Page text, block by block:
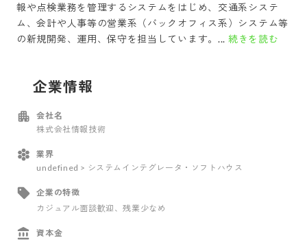
報や点検業務を管理するシステムをはじめ、交通系システ
ム、会計や人事等の営業系（バックオフィス系）システム等
の新規開発、運用、保守を担当しています。... 続きを読む
企業情報
会社名
株式会社情報技術
業界
undefined > システムインテグレータ・ソフトハウス
企業の特徴
カジュアル面談歓迎 、残業少なめ
資本金